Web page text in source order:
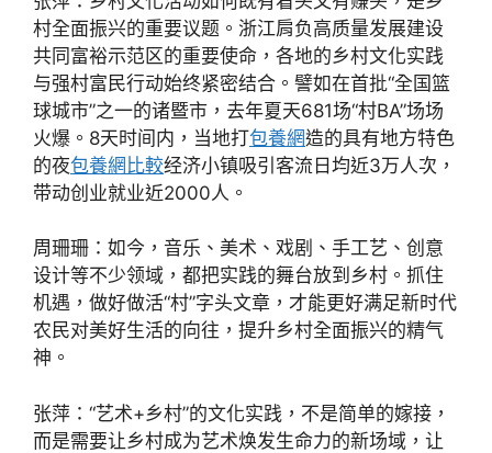
村全面振兴的重要议题。浙江肩负高质量发展建设
共同富裕示范区的重要使命，各地的乡村文化实践
与强村富民行动始终紧密结合。譬如在首批“全国篮
球城市”之一的诸暨市，去年夏天681场“村BA”场场
火爆。8天时间内，当地打包養網造的具有地方特色
的夜包養網比較经济小镇吸引客流日均近3万人次，
带动创业就业近2000人。
周珊珊：如今，音乐、美术、戏剧、手工艺、创意
设计等不少领域，都把实践的舞台放到乡村。抓住
机遇，做好做活“村”字头文章，才能更好满足新时代
农民对美好生活的向往，提升乡村全面振兴的精气
神。
张萍：“艺术+乡村”的文化实践，不是简单的嫁接，
而是需要让乡村成为艺术焕发生命力的新场域，让